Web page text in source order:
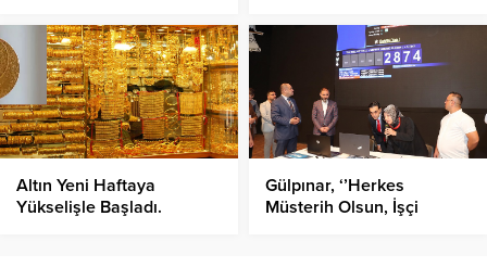
Kesti
Altın Yeni Haftaya
Yükselişle Başladı.
Gülpınar, ‘’Herkes
Müsterih Olsun, İşçi